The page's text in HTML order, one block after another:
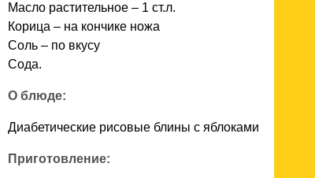
Масло растительное – 1 ст.л.
Корица – на кончике ножа
Соль – по вкусу
Сода.
О блюде:
Диабетические рисовые блины с яблоками
Приготовление: